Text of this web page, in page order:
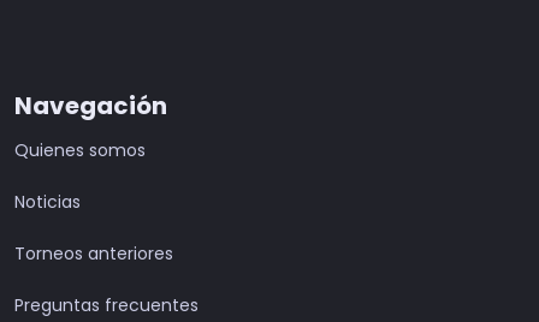
Navegación
Quienes somos
Noticias
Torneos anteriores
Preguntas frecuentes